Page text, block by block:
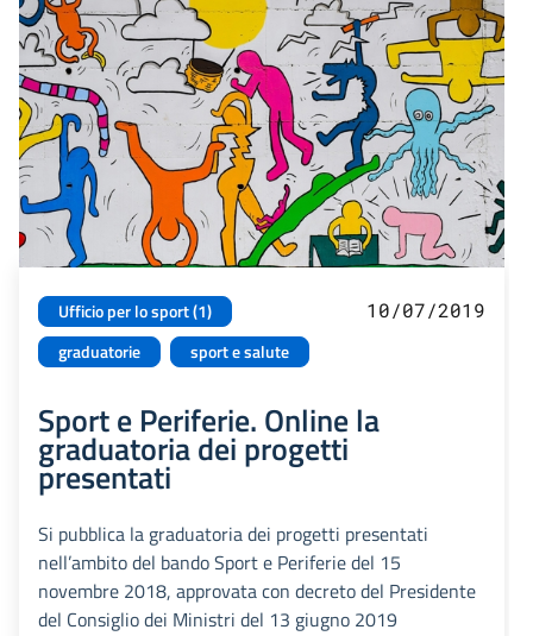
Ufficio per lo sport (1)
graduatorie
sport e salute
10/07/2019
Sport e Periferie. Online la
graduatoria dei progetti
presentati
Si pubblica la graduatoria dei progetti presentati
nell’ambito del bando Sport e Periferie del 15
novembre 2018, approvata con decreto del Presidente
del Consiglio dei Ministri del 13 giugno 2019